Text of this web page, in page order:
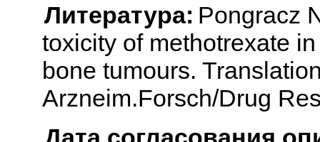
Литература: Pongracz
toxicity of methotrexate
bone tumours.
Arzneim.Forsch/Drug